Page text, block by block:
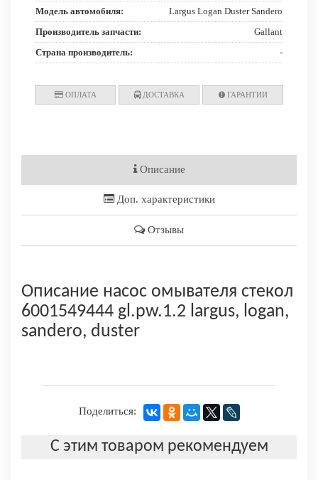
Модель автомобиля:
Largus Logan Duster Sandero
Производитель запчасти:
Gallant
Страна производитель:
-
ОПЛАТА ДОСТАВКА ГАРАНТИИ
Описание
Доп. характеристики
Отзывы
Описание насос омывателя стекол
6001549444 gl.pw.1.2 largus, logan,
sandero, duster
Поделиться:
С этим товаром рекомендуем